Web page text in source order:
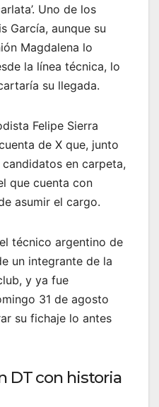
Uno de los
García, aunque su
Magdalena lo
la línea técnica, lo
su llegada.
Felipe Sierra
de X que, junto
en carpeta,
que cuenta con
asumir el cargo.
técnico argentino de
un integrante de la
y ya fue
31 de agosto
su fichaje lo antes
DT con historia